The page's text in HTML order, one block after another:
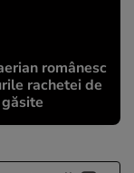
românesc
rachetei de